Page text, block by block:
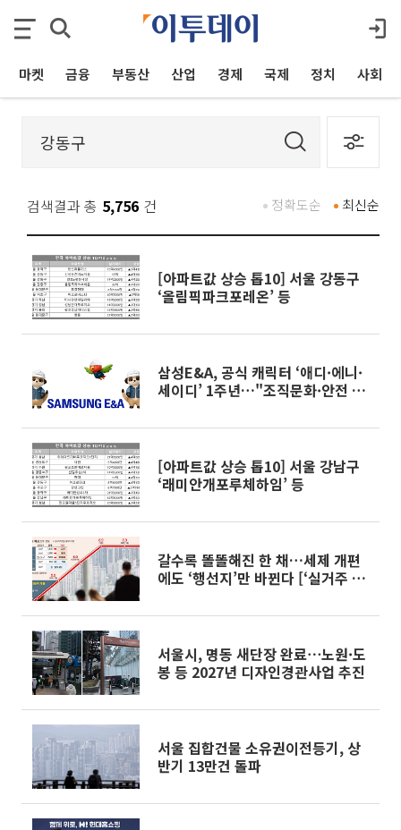
마켓 금융 부동산 산업 경제 국제 정치 사회
검색결과 총 5,756 건 최신순
정확도순
[아파트값 상승 톱10] 서울 강동구
‘올림픽파크포레온’ 등
삼성E&A, 공식 캐릭터 ‘애디·에니·
세이디’ 1주년…"조직문화·안전 소
[아파트값 상승 톱10] 서울 강남구
‘래미안개포루체하임’ 등
갈수록 똘똘해진 한 채…세제 개편
에도 ‘행선지’만 바뀐다 [‘실거주 중
서울시, 명동 새단장 완료⋯노원·도
봉 등 2027년 디자인경관사업 추진
서울 집합건물 소유권이전등기, 상
반기 13만건 돌파